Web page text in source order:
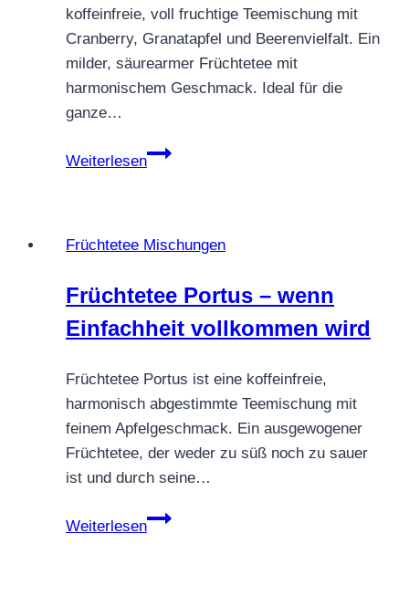
koffeinfreie, voll fruchtige Teemischung mit
Cranberry, Granatapfel und Beerenvielfalt. Ein
milder, säurearmer Früchtetee mit
harmonischem Geschmack. Ideal für die
ganze…
Weiterlesen
Früchtetee
Beere,
&
fruchtige
Früchtetee Mischungen
Früchtetee Portus – wenn
Einfachheit vollkommen wird
Früchtetee Portus ist eine koffeinfreie,
harmonisch abgestimmte Teemischung mit
feinem Apfelgeschmack. Ein ausgewogener
Früchtetee, der weder zu süß noch zu sauer
ist und durch seine…
Weiterlesen
Früchtetee